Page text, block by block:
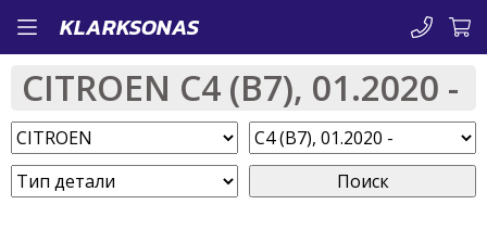
Перейти
к
основному
содержанию
KLARKSONAS
CITROEN C4 (B7), 01.2020 -
Поиск